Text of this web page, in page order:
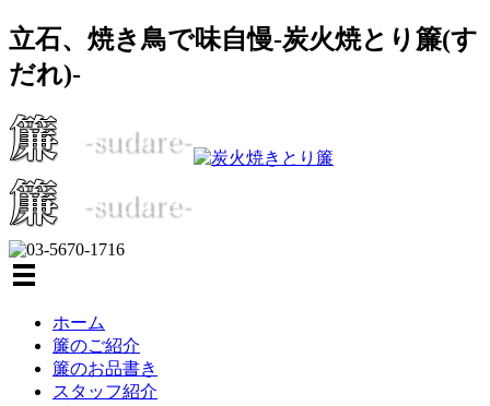
立石、焼き鳥で味自慢-炭火焼とり簾(す
だれ)-
ホーム
簾のご紹介
簾のお品書き
スタッフ紹介